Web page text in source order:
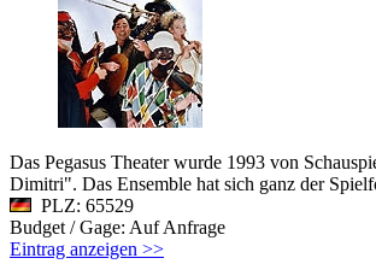
Das Pegasus Theater wurde 1993 von
Dimitri". Das Ensemble hat sich ganz der
PLZ: 65529
Budget / Gage: Auf Anfrage
Eintrag anzeigen >>